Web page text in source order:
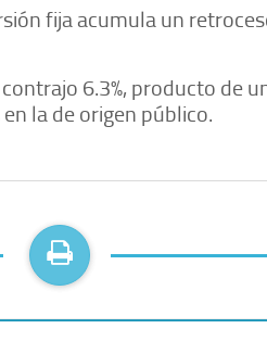
fija acumula un
6.3%, producto de
la de origen público.